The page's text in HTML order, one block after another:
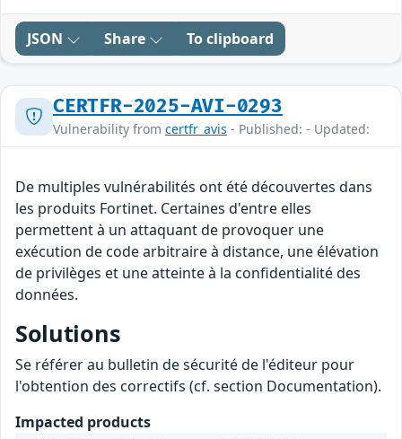
JSON Share To clipboard
CERTFR-2025-AVI-0293
Vulnerability from certfr_avis - Published: - Updated:
De multiples vulnérabilités ont été découvertes dans
les produits Fortinet. Certaines d'entre elles
permettent à un attaquant de provoquer une
exécution de code arbitraire à distance, une élévation
de privilèges et une atteinte à la confidentialité des
données.
Solutions
Se référer au bulletin de sécurité de l'éditeur pour
l'obtention des correctifs (cf. section Documentation).
Impacted products